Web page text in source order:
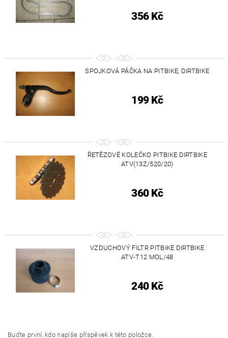
356 Kč
SPOJKOVÁ PÁČKA NA PITBIKE, DIRTBIKE
199 Kč
ŘETĚZOVÉ KOLEČKO PITBIKE DIRTBIKE
ATV(13Z/520/20)
360 Kč
VZDUCHOVÝ FILTR PITBIKE DIRTBIKE
ATV-T12 MOL/48
240 Kč
Buďte první, kdo napíše příspěvek k této položce.